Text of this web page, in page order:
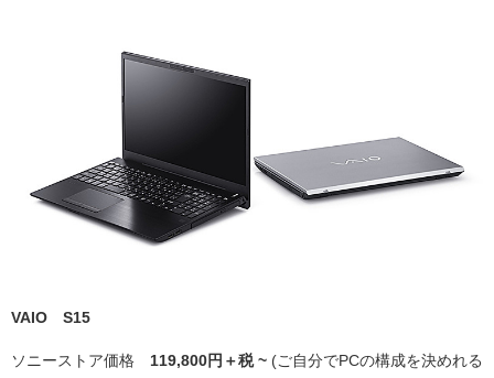
VAIO S15
ソニーストア価格 119,800 円＋税 ~ (ご自分でPCの構成を決めれる